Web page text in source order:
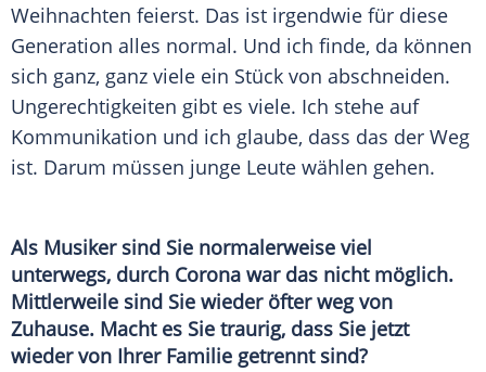
Weihnachten feierst. Das ist irgendwie für diese
Generation alles normal. Und ich finde, da können
sich ganz, ganz viele ein Stück von abschneiden.
Ungerechtigkeiten gibt es viele. Ich stehe auf
Kommunikation und ich glaube, dass das der Weg
ist. Darum müssen junge Leute wählen gehen.
Als Musiker sind Sie normalerweise viel
unterwegs, durch Corona war das nicht möglich.
Mittlerweile sind Sie wieder öfter weg von
Zuhause. Macht es Sie traurig, dass Sie jetzt
wieder von Ihrer Familie getrennt sind?